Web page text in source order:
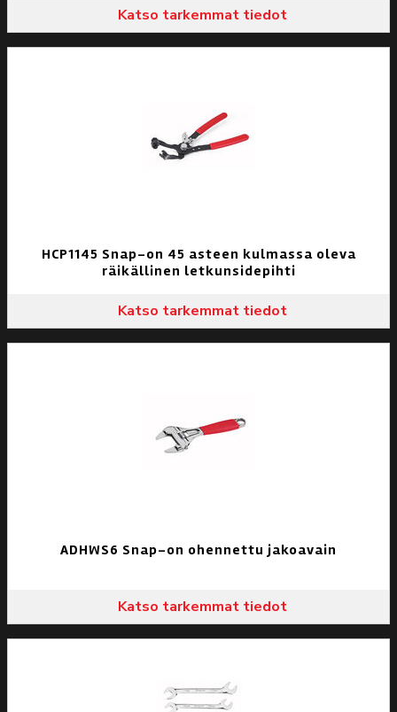
Katso tarkemmat tiedot
HCP1145 Snap-on 45 asteen kulmassa oleva
räikällinen letkunsidepihti
Katso tarkemmat tiedot
ADHWS6 Snap-on ohennettu jakoavain
Katso tarkemmat tiedot